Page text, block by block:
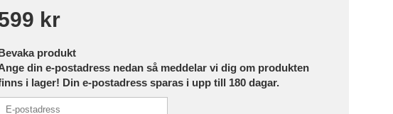
kr
produkt
din e-postadress nedan så meddelar vi dig om produkten
i lager! Din e-postadress sparas i upp till 180 dagar.